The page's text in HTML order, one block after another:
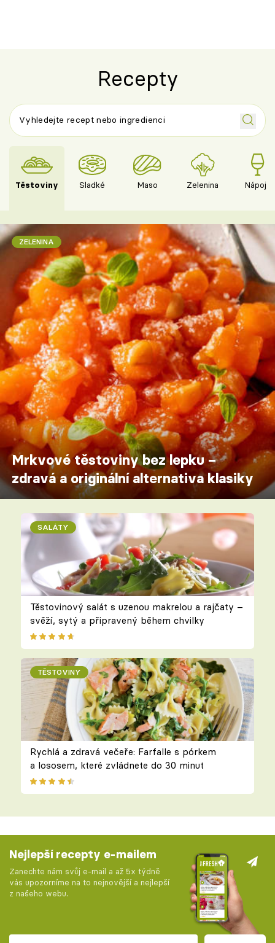
Recepty
Těstoviny Sladké Maso Zelenina Nápoje
ZELENINA
Mrkvové těstoviny bez lepku –
zdravá a originální alternativa klasiky
SALÁTY
Těstovinový salát s uzenou makrelou a rajčaty –
svěží, sytý a připravený během chvilky
TĚSTOVINY
Rychlá a zdravá večeře: Farfalle s pórkem
a lososem, které zvládnete do 30 minut
Nejlepší recepty e-mailem
Zanechte nám svůj e-mail a až 5x týdně
vás upozorníme na to nejnovější a nejlepší
z našeho webu.